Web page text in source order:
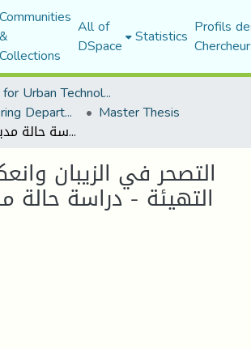
Communities
&
Collections
All of
DSpace Statistics Profils
Institute for Urban Technology Management
Urban Engineering Department Master Thesis
التصحر في الزيبان وانعكاساته على التهيئة - دراسة حالة مدينة سيدي عقبة
التصحر في الزيبان
التهيئة - دراسة حالة